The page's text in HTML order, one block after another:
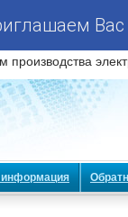
информация